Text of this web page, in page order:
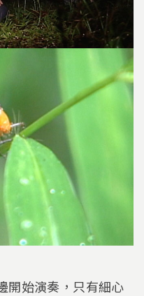
開始演奏，只有細心